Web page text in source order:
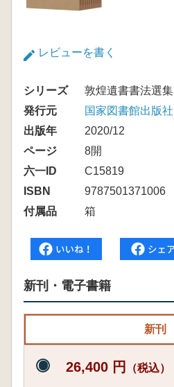
レビューを書く
シリーズ
敦煌遺書書法選集
発行元
国家図書館出版社
出版年
2020/12
ページ
8開
六一ID
C15819
ISBN
9787501371006
付属品
箱
新刊・電子書籍
新刊
26,400 円 （税込）